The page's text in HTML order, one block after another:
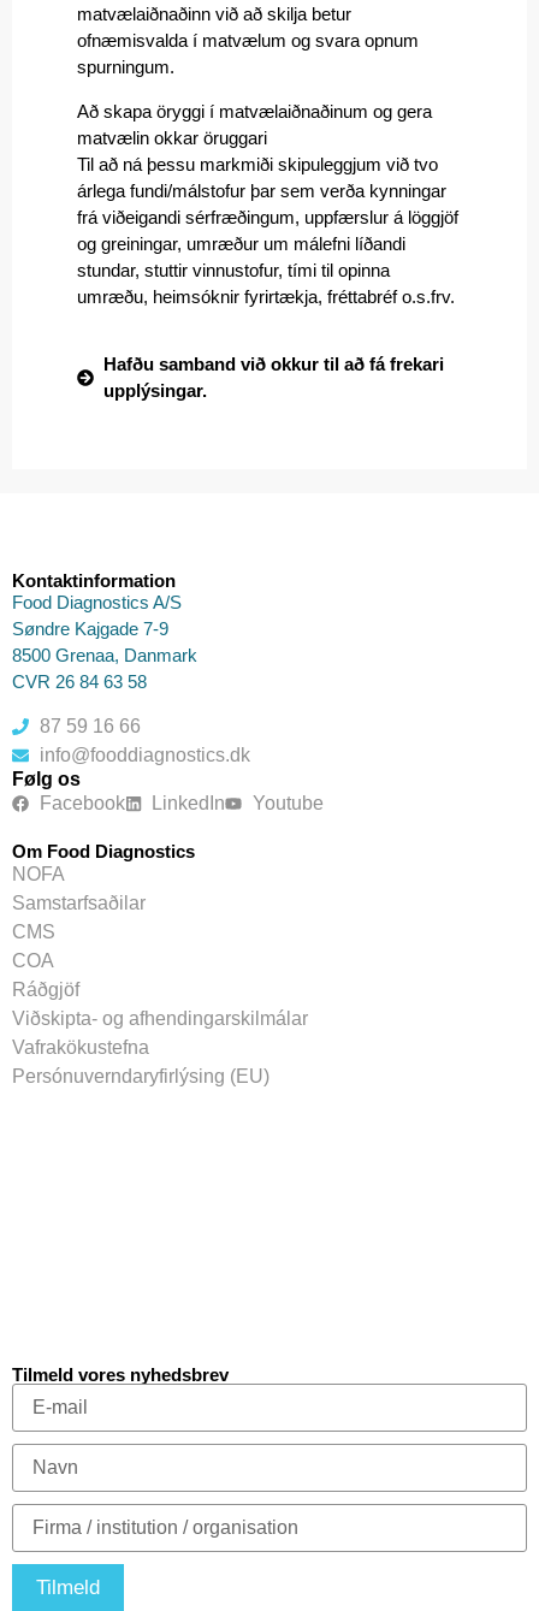
matvælaiðnaðinn við að skilja betur
ofnæmisvalda í matvælum og svara opnum
spurningum.
Að skapa öryggi í matvælaiðnaðinum og gera
matvælin okkar öruggari
Til að ná þessu markmiði skipuleggjum við tvo
árlega fundi/málstofur þar sem verða kynningar
frá viðeigandi sérfræðingum, uppfærslur á löggjöf
og greiningar, umræður um málefni líðandi
stundar, stuttir vinnustofur, tími til opinna
umræðu, heimsóknir fyrirtækja, fréttabréf o.s.frv.
Hafðu samband við okkur til að fá frekari
upplýsingar.
Kontaktinformation
Food Diagnostics A/S
Søndre Kajgade 7-9
8500 Grenaa, Danmark
CVR 26 84 63 58
87 59 16 66
info@fooddiagnostics.dk
Følg os
Facebook
LinkedIn Youtube
Om Food Diagnostics
NOFA
Samstarfsaðilar
CMS
COA
Ráðgjöf
Viðskipta- og afhendingarskilmálar
Vafrakökustefna
Persónuverndaryfirlýsing (EU)
Tilmeld vores nyhedsbrev
Tilmeld